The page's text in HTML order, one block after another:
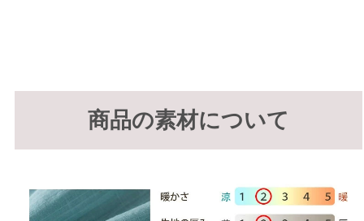
商品の素材について